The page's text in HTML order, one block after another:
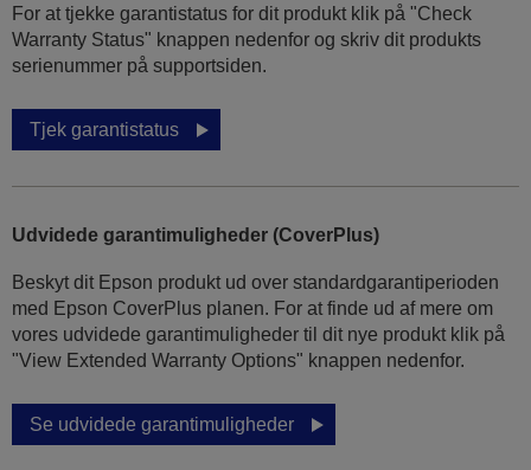
For at tjekke garantistatus for dit produkt klik på "Check
Warranty Status" knappen nedenfor og skriv dit produkts
serienummer på supportsiden.
Tjek garantistatus
Udvidede garantimuligheder (CoverPlus)
Beskyt dit Epson produkt ud over standardgarantiperioden
med Epson CoverPlus planen. For at finde ud af mere om
vores udvidede garantimuligheder til dit nye produkt klik på
"View Extended Warranty Options" knappen nedenfor.
Se udvidede garantimuligheder